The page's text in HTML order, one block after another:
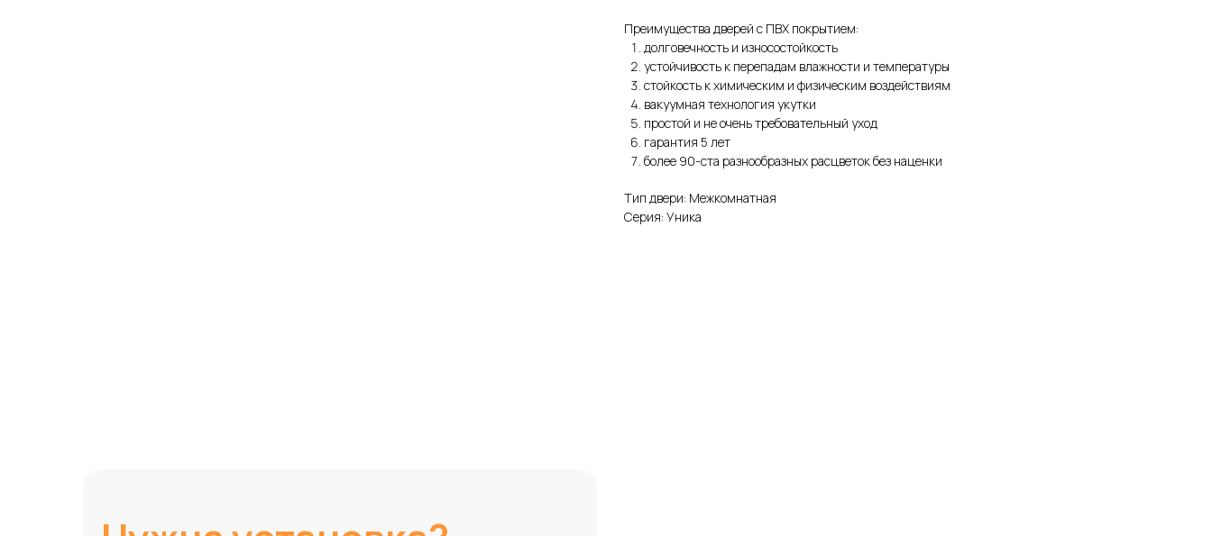
Преимущества дверей с ПВХ покрытием:
долговечность и износостойкость
устойчивость к перепадам влажности и температуры
стойкость к химическим и физическим воздействиям
вакуумная технология укутки
простой и не очень требовательный уход
гарантия 5 лет
более 90-ста разнообразных расцветок без наценки
Тип двери: Межкомнатная
Серия: Уника